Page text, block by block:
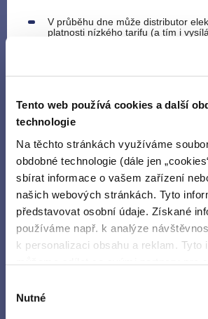
Tento web používá cookies a další
technologie
Na těchto stránkách využíváme
obdobné technologie (dále jen
sbírat informace o vašem zařízení
našich webových stránkách. Tyto
představovat osobní údaje. Získané
používáme např. k analýze
k personalizaci obsahu a reklam. Tyto
s dalšími informacemi, které jste jim
získali v důsledku toho, že používáte
souhlasu
Nutné
V průběhu dne může distributor
platnosti nízkého tarifu (a tím i
Údaje o historii a plánu vysílání
případěporuchyve vysílání HDO.
Zákazníci
Připojení k distribuční soustavě
Připojení dobíjecí stanice pro elektromobil
Krátkodobý odběr pro kulturní akci
Zasílání informací o přerušení dodávky
Platnost elektroměru